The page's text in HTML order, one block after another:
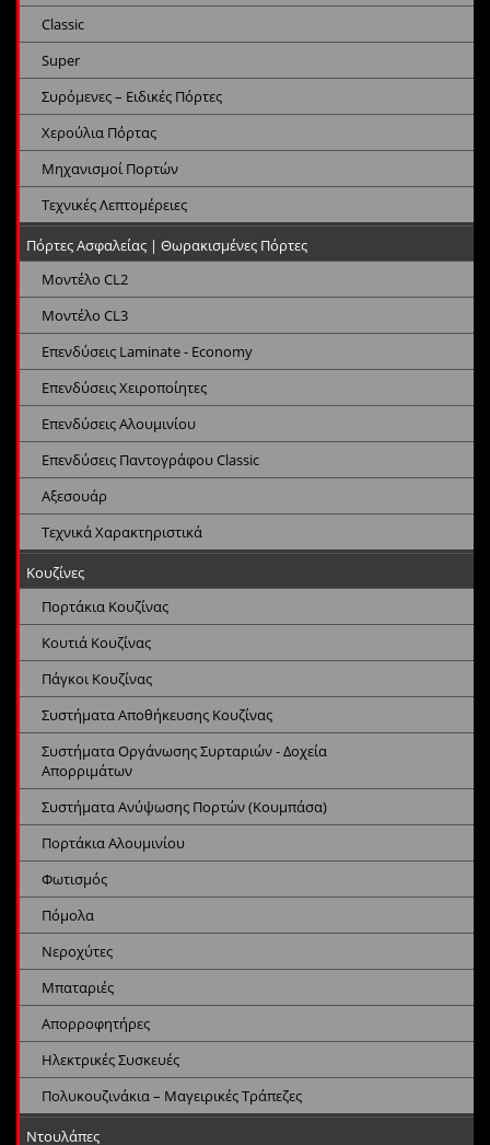
Classic
Super
Συρόμενες – Ειδικές Πόρτες
Χερούλια Πόρτας
Μηχανισμοί Πορτών
Τεχνικές Λεπτομέρειες
Πόρτες Ασφαλείας | Θωρακισμένες Πόρτες
Μοντέλο CL2
Μοντέλο CL3
Επενδύσεις Laminate - Economy
Επενδύσεις Χειροποίητες
Επενδύσεις Αλουμινίου
Επενδύσεις Παντογράφου Classic
Αξεσουάρ
Τεχνικά Χαρακτηριστικά
Κουζίνες
Πορτάκια Κουζίνας
Κουτιά Κουζίνας
Πάγκοι Κουζίνας
Συστήματα Αποθήκευσης Κουζίνας
Συστήματα Οργάνωσης Συρταριών - Δοχεία
Απορριμάτων
Συστήματα Ανύψωσης Πορτών (Κουμπάσα)
Πορτάκια Αλουμινίου
Φωτισμός
Πόμολα
Νεροχύτες
Μπαταριές
Απορροφητήρες
Ηλεκτρικές Συσκευές
Πολυκουζινάκια – Μαγειρικές Τράπεζες
Ντουλάπες